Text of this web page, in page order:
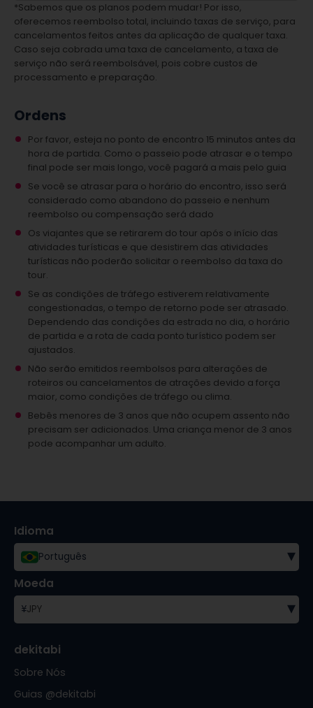
*Sabemos que os planos podem mudar! Por isso,
oferecemos reembolso total, incluindo taxas de serviço, para
cancelamentos feitos antes da aplicação de qualquer taxa.
Caso seja cobrada uma taxa de cancelamento, a taxa de
serviço não será reembolsável, pois cobre custos de
processamento e preparação.
Ordens
Por favor, esteja no ponto de encontro 15 minutos antes da
hora de partida. Como o passeio pode atrasar e o tempo
final pode ser mais longo, você pagará a mais pelo guia
Se você se atrasar para o horário do encontro, isso será
considerado como abandono do passeio e nenhum
reembolso ou compensação será dado
Os viajantes que se retirarem do tour após o início das
atividades turísticas e que desistirem das atividades
turísticas não poderão solicitar o reembolso da taxa do
tour.
Se as condições de tráfego estiverem relativamente
congestionadas, o tempo de retorno pode ser atrasado.
Dependendo das condições da estrada no dia, o horário
de partida e a rota de cada ponto turístico podem ser
ajustados.
Não serão emitidos reembolsos para alterações de
roteiros ou cancelamentos de atrações devido a força
maior, como condições de tráfego ou clima.
Bebês menores de 3 anos que não ocupem assento não
precisam ser adicionados. Uma criança menor de 3 anos
pode acompanhar um adulto.
Idioma
Português ▾
Moeda
¥JPY ▾
dekitabi
Sobre Nós
Guias @dekitabi